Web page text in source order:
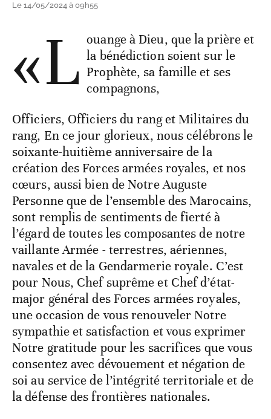
Le 14/05/2024 à 09h55
«L ouange à Dieu, que la prière et
la bénédiction soient sur le
Prophète, sa famille et ses
compagnons,
Officiers, Officiers du rang et Militaires du
rang, En ce jour glorieux, nous célébrons le
soixante-huitième anniversaire de la
création des Forces armées royales, et nos
cœurs, aussi bien de Notre Auguste
Personne que de l’ensemble des Marocains,
sont remplis de sentiments de fierté à
l’égard de toutes les composantes de notre
vaillante Armée - terrestres, aériennes,
navales et de la Gendarmerie royale. C’est
pour Nous, Chef suprême et Chef d’état-
major général des Forces armées royales,
une occasion de vous renouveler Notre
sympathie et satisfaction et vous exprimer
Notre gratitude pour les sacrifices que vous
consentez avec dévouement et négation de
soi au service de l’intégrité territoriale et de
la défense des frontières nationales.